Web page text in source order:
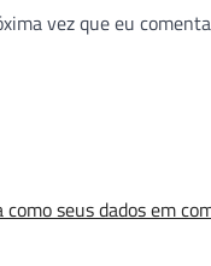
vez que eu
como seus dados em